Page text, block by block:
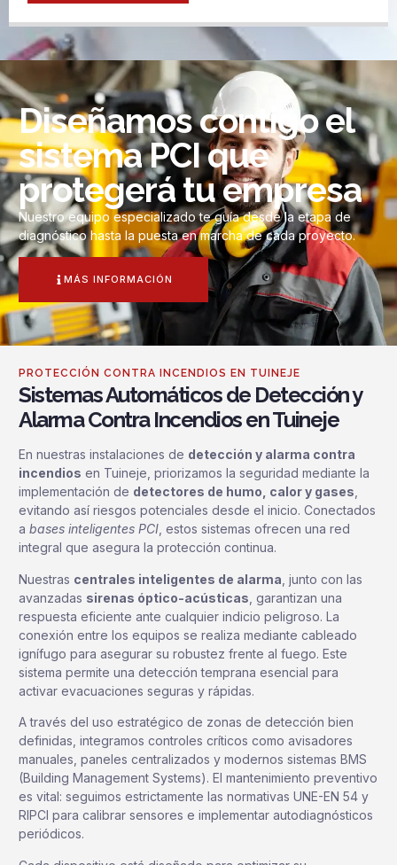
Diseñamos contigo el
sistema PCI que
protegerá tu empresa
Nuestro equipo especializado te guía desde la etapa de
diagnóstico hasta la puesta en marcha de cada proyecto.
MÁS INFORMACIÓN
PROTECCIÓN CONTRA INCENDIOS EN TUINEJE
Sistemas Automáticos de Detección y
Alarma Contra Incendios en Tuineje
En nuestras instalaciones de detección y alarma contra
incendios en Tuineje, priorizamos la seguridad mediante la
implementación de detectores de humo, calor y gases,
evitando así riesgos potenciales desde el inicio. Conectados
a bases inteligentes PCI, estos sistemas ofrecen una red
integral que asegura la protección continua.
Nuestras centrales inteligentes de alarma , junto con las
avanzadas sirenas óptico-acústicas , garantizan una
respuesta eficiente ante cualquier indicio peligroso. La
conexión entre los equipos se realiza mediante cableado
ignífugo para asegurar su robustez frente al fuego. Este
sistema permite una detección temprana esencial para
activar evacuaciones seguras y rápidas.
A través del uso estratégico de zonas de detección bien
definidas, integramos controles críticos como avisadores
manuales, paneles centralizados y modernos sistemas BMS
(Building Management Systems). El mantenimiento preventivo
es vital: seguimos estrictamente las normativas UNE-EN 54 y
RIPCI para calibrar sensores e implementar autodiagnósticos
periódicos.